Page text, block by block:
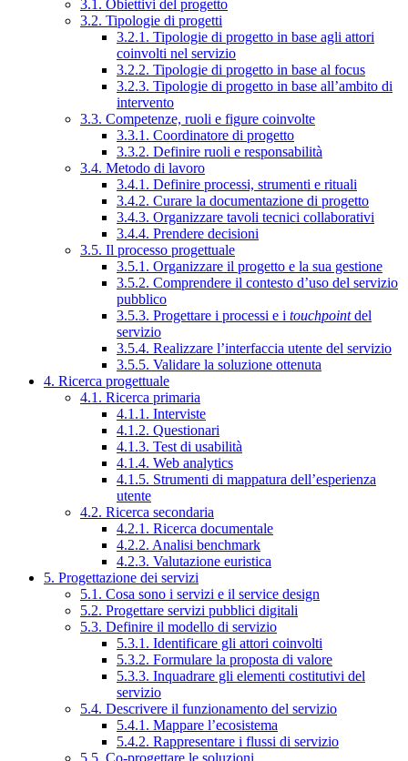
3.1. Obiettivi del progetto
3.2. Tipologie di progetti
3.2.1. Tipologie di progetto in base agli attori
coinvolti nel servizio
3.2.2. Tipologie di progetto in base al focus
3.2.3. Tipologie di progetto in base all’ambito di
intervento
3.3. Competenze, ruoli e figure coinvolte
3.3.1. Coordinatore di progetto
3.3.2. Definire ruoli e responsabilità
3.4. Metodo di lavoro
3.4.1. Definire processi, strumenti e rituali
3.4.2. Curare la documentazione di progetto
3.4.3. Organizzare tavoli tecnici collaborativi
3.4.4. Prendere decisioni
3.5. Il processo progettuale
3.5.1. Organizzare il progetto e la sua gestione
3.5.2. Comprendere il contesto d’uso del servizio
pubblico
3.5.3. Progettare i processi e i touchpointdel
servizio
3.5.4. Realizzare l’interfaccia utente del servizio
3.5.5. Validare la soluzione ottenuta
4. Ricerca progettuale
4.1. Ricerca primaria
4.1.1. Interviste
4.1.2. Questionari
4.1.3. Test di usabilità
4.1.4. Web analytics
4.1.5. Strumenti di mappatura dell’esperienza
utente
4.2. Ricerca secondaria
4.2.1. Ricerca documentale
4.2.2. Analisi benchmark
4.2.3. Valutazione euristica
5. Progettazione dei servizi
5.1. Cosa sono i servizi e il service design
5.2. Progettare servizi pubblici digitali
5.3. Definire il modello di servizio
5.3.1. Identificare gli attori coinvolti
5.3.2. Formulare la proposta di valore
5.3.3. Inquadrare gli elementi costitutivi del
servizio
5.4. Descrivere il funzionamento del servizio
5.4.1. Mappare l’ecosistema
5.4.2. Rappresentare i flussi di servizio
5.5. Co-progettare le soluzioni